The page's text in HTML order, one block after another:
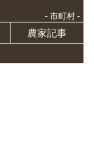
- 市町村 -
農家記事